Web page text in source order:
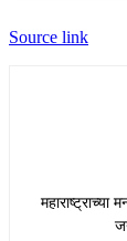
Source link